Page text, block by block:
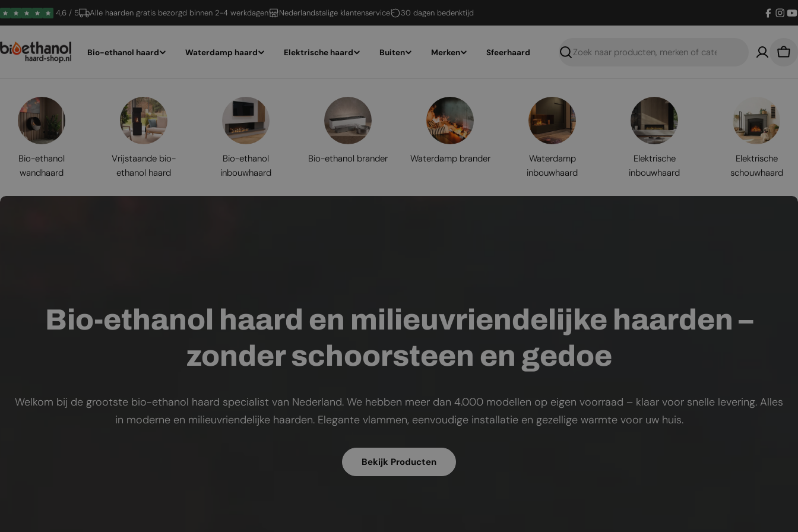
Ga
naar
4,6 / 5 Alle haarden gratis bezorgd binnen 2-4 werkdagen Nederlandstalige klantenservice 30 dagen bedenktijd
Bio-ethanol haard Waterdamp haard Elektrische haard Buiten Merken Sfeerhaard
Zoeken
Bio-ethanol
wandhaard
Vrijstaande bio-
ethanol haard
Bio-ethanol
inbouwhaard
Bio-ethanol brander Waterdamp brander
Waterdamp
inbouwhaard
Elektrische
inbouwhaard
Elektrische
schouwhaard
Bio-ethanol haard en milieuvriendelijke haarden –
zonder schoorsteen en gedoe
Welkom bij de grootste bio-ethanol haard specialist van Nederland. We hebben meer dan 4.000 modellen op eigen voorraad – klaar voor snelle levering. Alles
in moderne en milieuvriendelijke haarden. Elegante vlammen, eenvoudige installatie en gezellige warmte voor uw huis.
Bekijk Producten